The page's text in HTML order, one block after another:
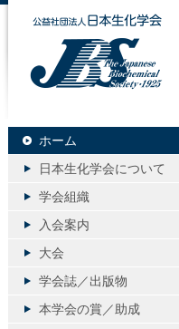
ホーム
日本生化学会について
学会組織
入会案内
大会
学会誌／出版物
本学会の賞／助成